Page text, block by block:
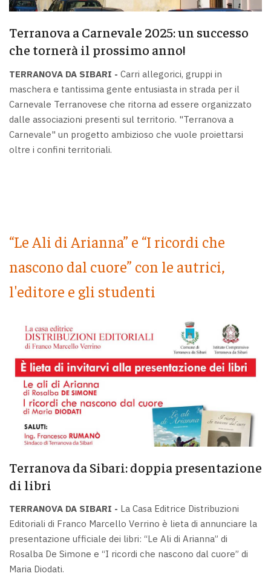
Terranova a Carnevale 2025: un successo
che tornerà il prossimo anno!
TERRANOVA DA SIBARI - Carri allegorici, gruppi in
maschera e tantissima gente entusiasta in strada per il
Carnevale Terranovese che ritorna ad essere organizzato
dalle associazioni presenti sul territorio. "Terranova a
Carnevale" un progetto ambizioso che vuole proiettarsi
oltre i confini territoriali.
“Le Ali di Arianna” e “I ricordi che
nascono dal cuore” con le autrici,
l'editore e gli studenti
Terranova da Sibari: doppia presentazione
di libri
TERRANOVA DA SIBARI - La Casa Editrice Distribuzioni
Editoriali di Franco Marcello Verrino è lieta di annunciare la
presentazione ufficiale dei libri: “Le Ali di Arianna” di
Rosalba De Simone e “I ricordi che nascono dal cuore” di
Maria Diodati.